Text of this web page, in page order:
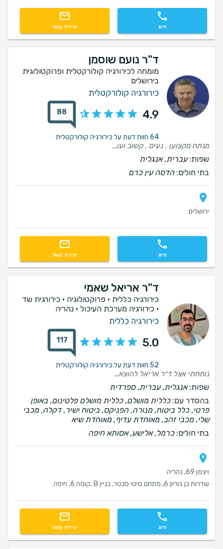
חיוג יצירת קשר
ד"ר נועם שוסמן
מומחה לכירורגיה קולורקטלית ופרוקטולוגית
בירושלים
כירורגיה קולורקטלית
4.9
88
64 חוות דעת על כירורגיה קולורקטלית
מנתח מקצוען , נעים , קשוב ועונה מדויק , אכפתי , דואג וזמין לכל שאלה . והכי חשוב בן אדם לפני הכל זכיתי בשליח טוב
שפות:עברית, אנגלית
בתי חולים:הדסה עין כרם
ירושלים
חיוג יצירת קשר
ד"ר אריאל שאמי
כירורגיה כללית · פרוקטולוגיה · כירורגית שד
· כירורגיה מערכת העיכול · נהריה
כירורגיה כללית
5.0
117
52 חוות דעת על כירורגיה קולורקטלית
נותחתי אצל ד״ר אריאל להוצאת גוש בצוואר מרגע שניפגשנו ראיתי שמדובר ברופא מעולה נגיש וסובלני קבענו לניתוח שאותו ביצע במהירות וללא כאבים כלל בקיצור ממליץ בחום לכל מי שזקוק ורוצה גם יחס אישי וגם מקצועיות
שפות:אנגלית, עברית, ספרדית
בהסדר עם:כללית מושלם, כללית מושלם פלטינום, באופן
פרטי, כלל ביטוח, מנורה, הפניקס, ביטוח ישיר, דקלה, מכבי
שלי, מכבי זהב, מאוחדת עדיף, מאוחדת שיא
בתי חולים:כרמל, אלישע, אסותא חיפה
ויצמן 69, נהריה
שדרות בן גוריון 6, מתחם סיטי סנטר, בניין B ,קומה 6, חיפה
חיוג יצירת קשר